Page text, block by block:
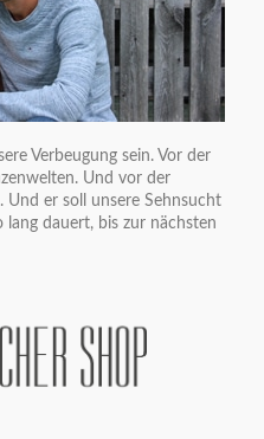
Verbeugung sein. Vor der
Und vor der
Und er soll unsere Sehnsucht
dauert, bis zur nächsten